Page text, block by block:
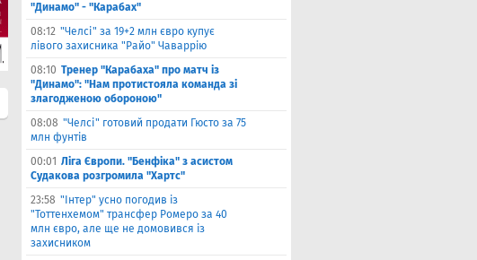
"Динамо" - "Карабах"
08:12 "Челсі" за 19+2 млн євро купує
лівого захисника "Райо" Чаваррію
08:10 Тренер "Карабаха" про матч із
"Динамо": "Нам протистояла команда зі
злагодженою обороною"
08:08 "Челсі" готовий продати Гюсто за 75
млн фунтів
00:01 Ліга Європи. "Бенфіка" з асистом
Судакова розгромила "Хартс"
23:58 "Інтер" усно погодив із
"Тоттенхемом" трансфер Ромеро за 40
млн євро, але ще не домовився із
захисником